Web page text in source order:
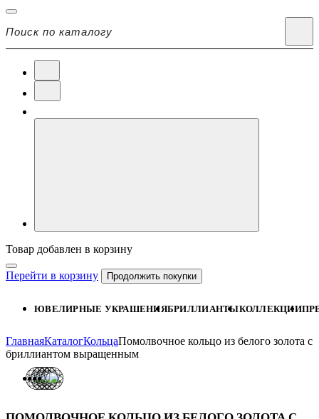
Товар добавлен в корзину
Перейти в корзину Продолжить покупки
ЮВЕЛИРНЫЕ УКРАШЕНИЯБРИЛЛИАНТЫКОЛЛЕКЦИИ
ГлавнаяКаталогКольцаПомолвочное кольцо из белого золота с
бриллиантом выращенным